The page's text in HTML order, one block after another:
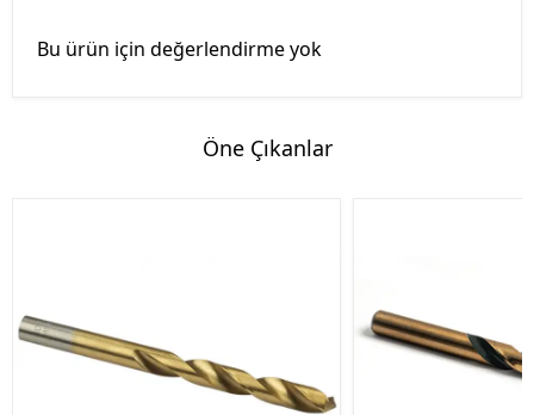
Bu ürün için değerlendirme yok
Öne Çıkanlar